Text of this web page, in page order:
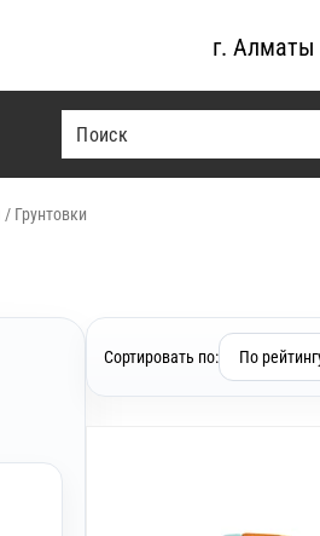
г. Алматы
/ Грунтовки
Сортировать по: